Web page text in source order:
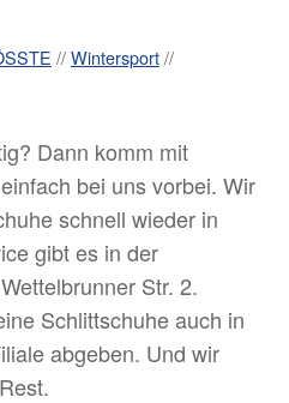
//Wintersport//
Dann komm mit
bei uns vorbei. Wir
schnell wieder in
gibt es in der
Str. 2.
Schlittschuhe auch in
abgeben. Und wir